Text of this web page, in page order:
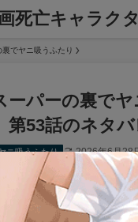
死亡キャラク
裏でヤニ吸うふたり
ーパーの裏で
第53話のネタ
ニ吸うふたり 2026年6月28